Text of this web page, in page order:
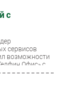
с
сервисов
возможности
с